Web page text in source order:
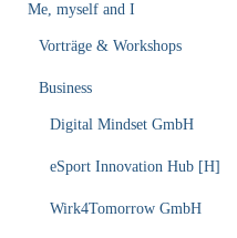
Me, myself and I
Vorträge & Workshops
Business
Digital Mindset GmbH
eSport Innovation Hub [H]
Wirk4Tomorrow GmbH